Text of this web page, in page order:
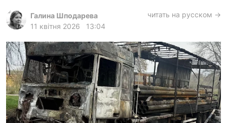
харків
архів
gambling
ua ru en
Галина Шподарева
11 квітня 2026
13:04
читать на русском →